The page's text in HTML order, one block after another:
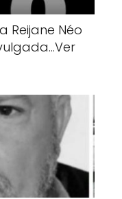
Reijane Néo